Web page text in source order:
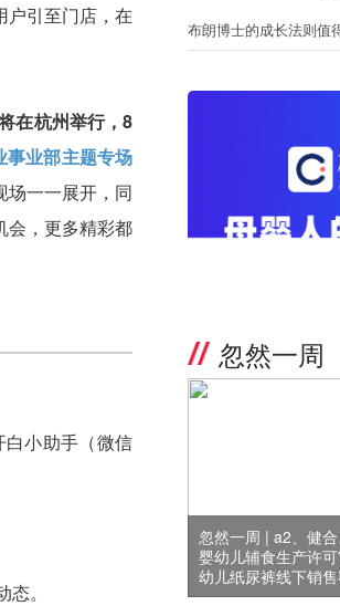
布朗博士的成长法则值
忽然一周
忽然一周 | a2、健
婴幼儿辅食生产许
幼儿纸尿裤线下销
户引至门店，在
在杭州举行，8
事业部主题专场
场一一展开，同
会，更多精彩都
小助手（微信
。